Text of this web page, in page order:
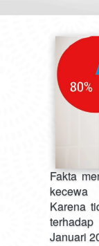
Fakta
kecewa
Karena
Januari